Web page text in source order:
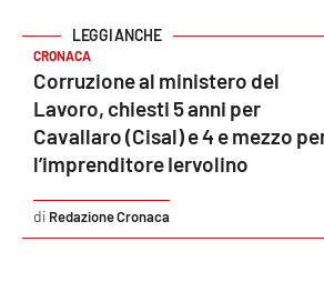
STREAMING
LaC TV
LaC Network
LaC OnAir
CRONACA
Corruzione al ministero del
Lavoro, chiesti 5 anni per
Cavallaro (Cisal) e 4 e mezzo
l’imprenditore Iervolino
Redazione Cronaca